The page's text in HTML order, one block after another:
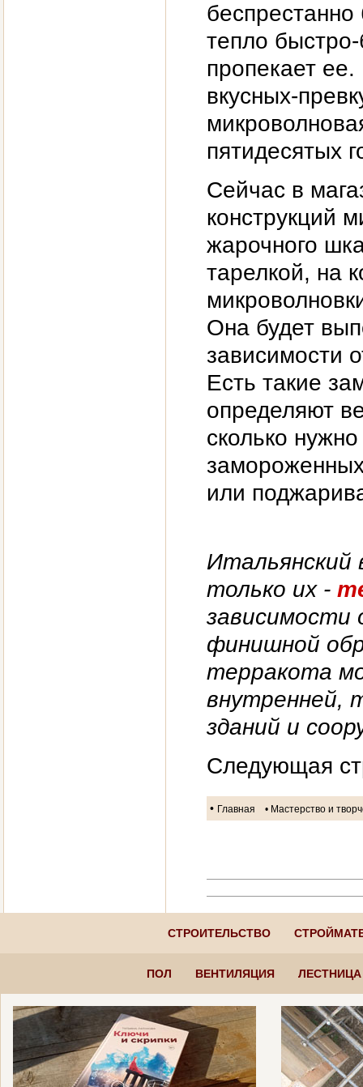
тепло
пропекает ее.
вкусных-
пятидесятых
Сейчас в
конструкций
жарочного
тарелкой, на
Она будет
зависимости
Есть такие
определяют
сколько
или
Итальянский
только их -
зависимости
финишной
терракота
внутренней,
зданий и
Следующая
• Главная • Мастерство и
СТРОИТЕЛЬСТВО
ПОЛ ВЕНТИЛЯЦИЯ ЛЕСТНИЦА